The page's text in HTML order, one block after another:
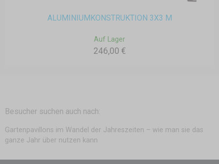
ALUMINIUMKONSTRUKTION 3X3 M
Auf Lager
246,00 €
Besucher suchen auch nach:
Gartenpavillons im Wandel der Jahreszeiten – wie man sie das
ganze Jahr über nutzen kann